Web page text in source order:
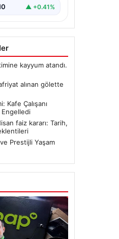
▲ +0.41%
kayyum atandı.
alınan gölette
Kafe Çalışanı
Engelledi
faiz kararı: Tarih,
Prestijli Yaşam